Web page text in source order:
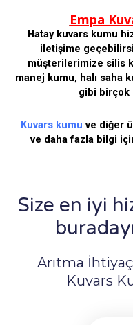
Empa
Hatay kuvars kumu
iletişime
müşterilerimize silis
manej kumu, halı saha
gibi birçok
Kuvars kumu ve diğer
ve daha fazla bilgi
Size en iyi
Arıtma
Kuvars